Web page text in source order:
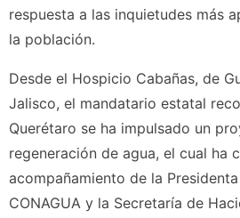
respuesta a las inquietudes más
la población.
Desde el Hospicio Cabañas, de
Jalisco, el mandatario estatal
Querétaro se ha impulsado un
regeneración de agua, el cual ha
acompañamiento de la
CONAGUA y la Secretaría de